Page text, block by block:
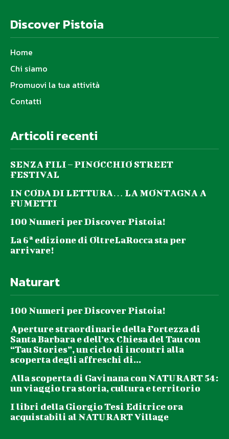
Discover Pistoia
Home
Chi siamo
Promuovi la tua attività
Contatti
Articoli recenti
SENZA FILI – PINOCCHIO STREET
FESTIVAL
IN CODA DI LETTURA… LA MONTAGNA A
FUMETTI
100 Numeri per Discover Pistoia!
La 6ª edizione di OltreLaRocca sta per
arrivare!
Naturart
100 Numeri per Discover Pistoia!
Aperture straordinarie della Fortezza di
Santa Barbara e dell’ex Chiesa del Tau con
“Tau Stories”, un ciclo di incontri alla
scoperta degli affreschi di...
Alla scoperta di Gavinana con NATURART 54:
un viaggio tra storia, cultura e territorio
I libri della Giorgio Tesi Editrice ora
acquistabili al NATURART Village